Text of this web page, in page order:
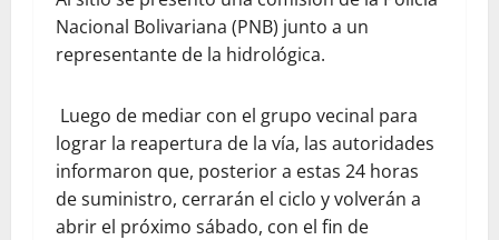
Nacional Bolivariana (PNB) junto a un
representante de la hidrológica.
Luego de mediar con el grupo vecinal para
lograr la reapertura de la vía, las autoridades
informaron que, posterior a estas 24 horas
de suministro, cerrarán el ciclo y volverán a
abrir el próximo sábado, con el fin de